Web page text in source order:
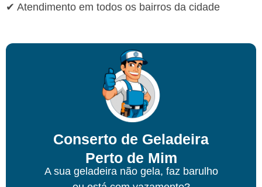
✔ Atendimento em todos os bairros da cidade
Conserto de Geladeira
Perto de Mim
A sua geladeira não gela, faz barulho